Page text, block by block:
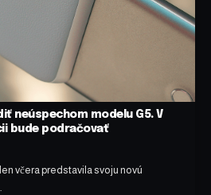
neúspechom modelu G5. V
bude podračovať
včera predstavila svoju novú